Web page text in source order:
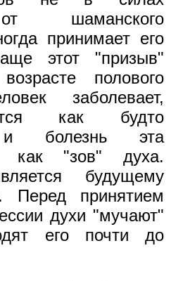
шаманского
принимает его
этот "призыв"
полового
заболевает,
как будто
и болезнь эта
как "зов" духа.
будущему
принятием
духи "мучают"
его почти до